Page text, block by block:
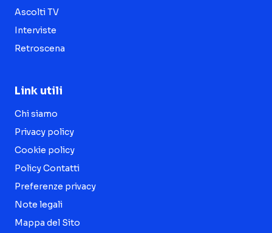
Ascolti TV
Interviste
Retroscena
Link utili
Chi siamo
Privacy policy
Cookie policy
Policy Contatti
Preferenze privacy
Note legali
Mappa del Sito